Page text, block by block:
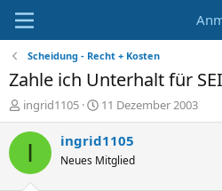
Scheidung - Recht + Kosten
Zahle ich Unterhalt für
E
r
s
ingrid1105
E
r
s
e
11 Dezember 2003
I ingrid1105
Neues Mitglied